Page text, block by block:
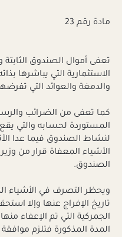
مادة رقم 23
تعفى أموال الصندوق
الاستثمارية التي يباشرها
والدمغة والعوائد التي
كما تعفى من الضرائب
المستوردة لحسابه والتي
لنشاط الصندوق فيما عدا
الأشياء المعفاة قرار من
الصندوق.
ويحظر التصرف في
تاريخ الإفراج عنها وإلا
الجمركية التي تم الإعفاء
المدة المذكورة فتلزم